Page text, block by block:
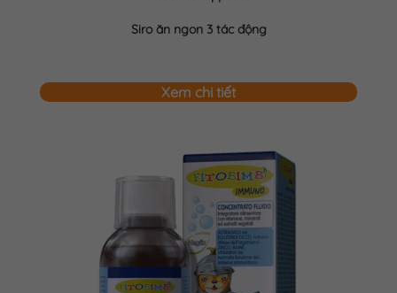
Siro ăn ngon 3 tác động
Xem chi tiết